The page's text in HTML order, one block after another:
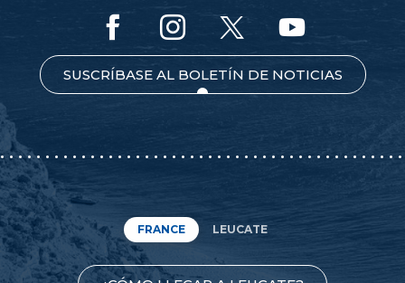
SUSCRÍBASE AL BOLETÍN DE NOTICIAS
FRANCE LEUCATE